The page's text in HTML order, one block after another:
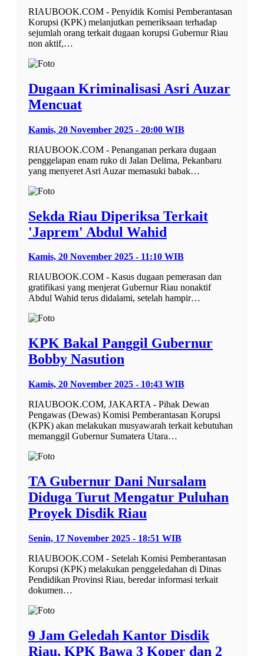
RIAUBOOK.COM - Penyidik Komisi Pemberantasan
Korupsi (KPK) melanjutkan pemeriksaan terhadap
sejumlah orang terkait dugaan korupsi Gubernur Riau
non aktif,…
Dugaan Kriminalisasi Asri Auzar
Mencuat
Kamis, 20 November 2025 - 20:00 WIB
RIAUBOOK.COM - Penanganan perkara dugaan
penggelapan enam ruko di Jalan Delima, Pekanbaru
yang menyeret Asri Auzar memasuki babak…
Sekda Riau Diperiksa Terkait
'Japrem' Abdul Wahid
Kamis, 20 November 2025 - 11:10 WIB
RIAUBOOK.COM - Kasus dugaan pemerasan dan
gratifikasi yang menjerat Gubernur Riau nonaktif
Abdul Wahid terus didalami, setelah hampir…
KPK Bakal Panggil Gubernur
Bobby Nasution
Kamis, 20 November 2025 - 10:43 WIB
RIAUBOOK.COM, JAKARTA - Pihak Dewan
Pengawas (Dewas) Komisi Pemberantasan Korupsi
(KPK) akan melakukan musyawarah terkait kebutuhan
memanggil Gubernur Sumatera Utara…
TA Gubernur Dani Nursalam
Diduga Turut Mengatur Puluhan
Proyek Disdik Riau
Senin, 17 November 2025 - 18:51 WIB
RIAUBOOK.COM - Setelah Komisi Pemberantasan
Korupsi (KPK) melakukan penggeledahan di Dinas
Pendidikan Provinsi Riau, beredar informasi terkait
dokumen…
9 Jam Geledah Kantor Disdik
Riau, KPK Bawa 3 Koper dan 2